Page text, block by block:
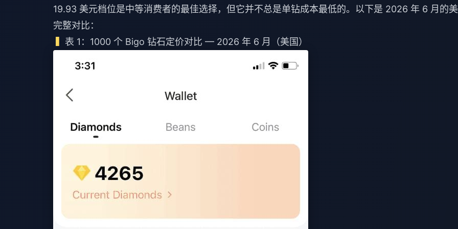
19.93 美元档位是中等消费者的最佳选择，但它并不总是单钻成本最低的。以下是 2026 年 6 月的
完整对比：
表 1：1000 个 Bigo 钻石定价对比 — 2026 年 6 月（美国）